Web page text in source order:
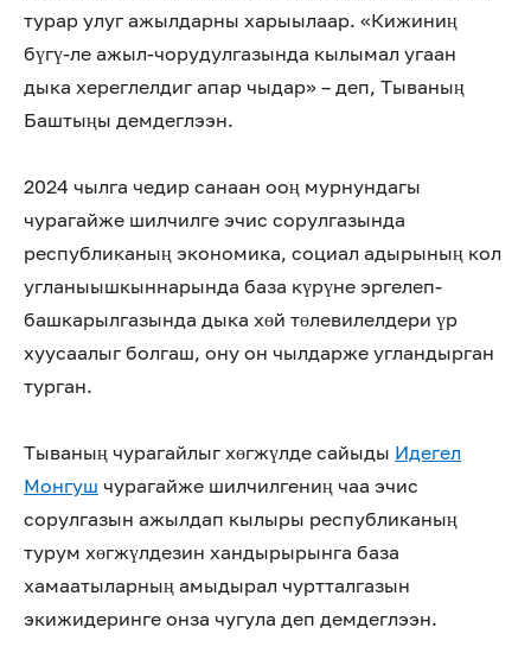
турар улуг ажылдарны харыылаар. «Кижиниң
бүгү-ле ажыл-чорудулгазында кылымал угаан
дыка хереглелдиг апар чыдар» – деп, Тываның
Баштыңы демдеглээн.
2024 чылга чедир санаан ооң мурнундагы
чурагайже шилчилге эчис сорулгазында
республиканың экономика, социал адырының кол
угланыышкыннарында база күрүне эргелеп-
башкарылгазында дыка хөй төлевилелдери үр
хуусаалыг болгаш, ону он чылдарже угландырган
турган.
Тываның чурагайлыг хөгжүлде сайыды Идегел
Монгуш чурагайже шилчилгениң чаа эчис
сорулгазын ажылдап кылыры республиканың
турум хөгжүлдезин хандырырынга база
хамаатыларның амыдырал чуртталгазын
экижидеринге онза чугула деп демдеглээн.